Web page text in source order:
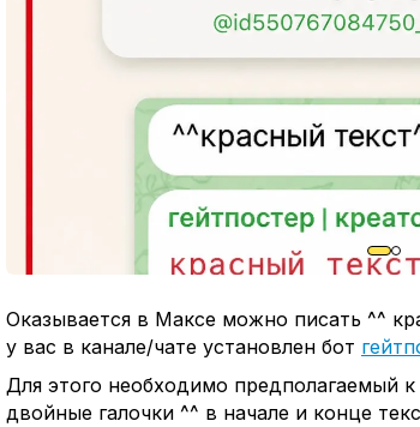
Оказывается в Максе можно писать ^^
у вас в канале/чате установлен бот
Для этого необходимо предполагаемый
двойные галочки ^^ в начале и конце